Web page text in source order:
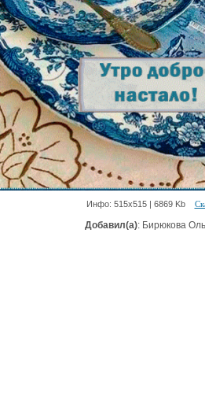
Инфо: 515х515 | 6869 Kb
Добавил(а): Бирюкова